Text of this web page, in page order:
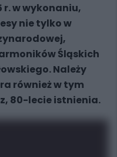
r. w wykonaniu,
nie tylko w
Śląskich
Należy
również w tym
80-lecie istnienia.